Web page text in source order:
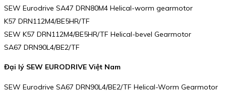
SEW Eurodrive SA47 DRN80M4 Helical-worm gearmotor
K57 DRN112M4/BE5HR/TF
SEW K57 DRN112M4/BE5HR/TF Helical-bevel Gearmotor
SA67 DRN90L4/BE2/TF
Đại lý SEW EURODRIVE Việt Nam
SEW Eurodrive SA67 DRN90L4/BE2/TF Helical-Worm Gearmotor